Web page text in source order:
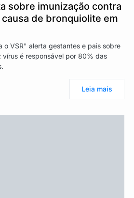
sobre imunização contra
causa de bronquiolite em
o VSR" alerta gestantes e pais sobre
vírus é responsável por 80% das
Leia mais